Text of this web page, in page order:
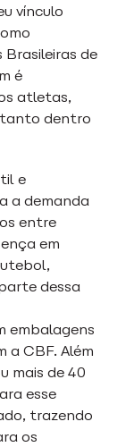
vínculo
de
é
atletas,
dentro
e
a demanda
entre
em
dessa
embalagens
a CBF. Além
mais de 40
esse
trazendo
os